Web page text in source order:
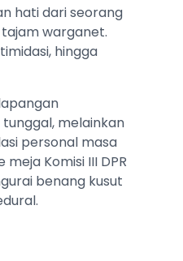
hati dari seorang
warganet.
hingga
melainkan
personal masa
Komisi III DPR
benang kusut